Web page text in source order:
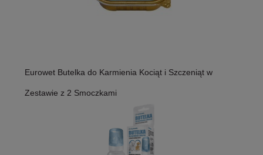
Eurowet Butelka do Karmienia Kociąt i Szczeniąt w
Zestawie z 2 Smoczkami